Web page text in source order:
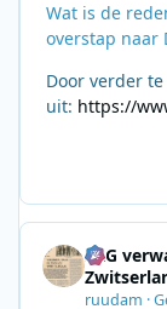
Wat is de
overstap naar
Door verder
uit: https://
SRG
ruudam ·